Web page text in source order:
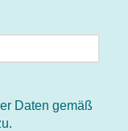
Daten gemäß